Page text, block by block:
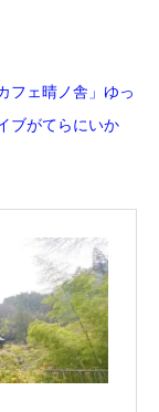
フェ晴ノ舎」ゆっ
ブがてらにいか